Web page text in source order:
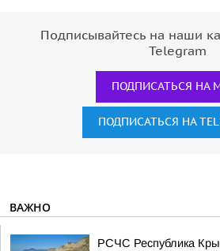
Подписывайтесь на наши
Telegram
ПОДПИСАТЬСЯ НА
ПОДПИСАТЬСЯ НА
ВАЖНО
РСЧС Республика